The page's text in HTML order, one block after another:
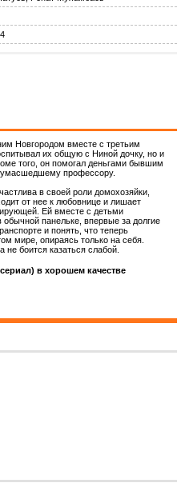
Новгородом вместе с третьим
их общую с Ниной дочку, но и
того, он помогал деньгами бывшим
профессору.
в своей роли домохозяйки,
от нее к любовнице и лишает
Ей вместе с детьми
панельке, впервые за долгие
и понять, что теперь
мире, опираясь только на себя.
боится казаться слабой.
в хорошем качестве